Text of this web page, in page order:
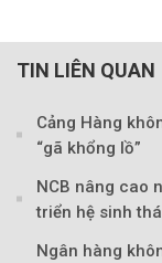
TIN LIÊN QUAN
Cảng Hàng
“gã khổng lồ”
NCB nâng cao
triển hệ sinh
Ngân hàng